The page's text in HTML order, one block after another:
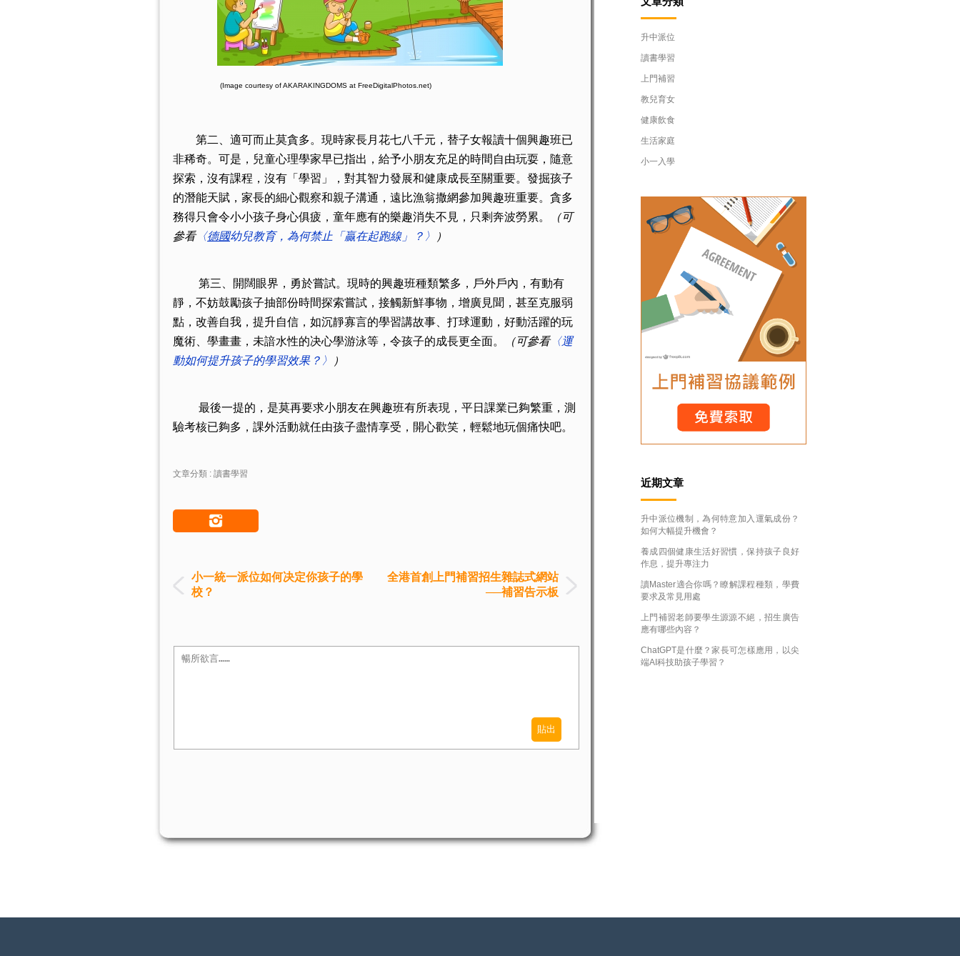
(Image courtesy of AKARAKINGDOMS at FreeDigitalPhotos.net)
第二、適可而止莫貪多。現時家長月花七八千元，替子女報讀十個興趣班已
非稀奇。可是，兒童心理學家早已指出，給予小朋友充足的時間自由玩耍，隨意
探索，沒有課程，沒有「學習」，對其智力發展和健康成長至關重要。發掘孩子
的潛能天賦，家長的細心觀察和親子溝通，遠比漁翁撒網參加興趣班重要。 貪多
務得只會令小小孩子身心俱疲 ，童年應有的樂趣消失不見，只剩奔波勞累。
（可
參看〈德國幼兒教育，為何禁止「贏在起跑線」？〉 ）
第三、開闊眼界，勇於嘗試。現時的興趣班種類繁多，戶外戶內，有動有
靜，不妨鼓勵孩子抽部份時間探索嘗試，接觸新鮮事物，增廣見聞，甚至克服弱
點，改善自我，提升自信，如沉靜寡言的學習講故事、打球運動，好動活躍的玩
魔術、學畫畫，未諳水性的决心學游泳等，令孩子的成長更全面。
（可參看〈運
動如何提升孩子的學習效果？〉 ）
最後一提的，是莫再要求小朋友在興趣班有所表現，平日課業已夠繁重，測
驗考核已夠多，課外活動就任由孩子盡情享受，開心歡笑，輕鬆地玩個痛快吧。
文章分類 : 讀書學習
小一統一派位如何决定你孩子的學
校？
全港首創上門補習招生雜誌式網站
──補習告示板
升中派位
讀書學習
上門補習
教兒育女
健康飲食
生活家庭
小一入學
近期文章
升中派位機制，為何特意加入運氣成份？
如何大幅提升機會？
養成四個健康生活好習慣，保持孩子良好
作息，提升專注力
讀Master適合你嗎？瞭解課程種類，學費
要求及常見用處
上門補習老師要學生源源不絕，招生廣告
應有哪些內容？
ChatGPT是什麼？家長可怎樣應用，以尖
端AI科技助孩子學習？